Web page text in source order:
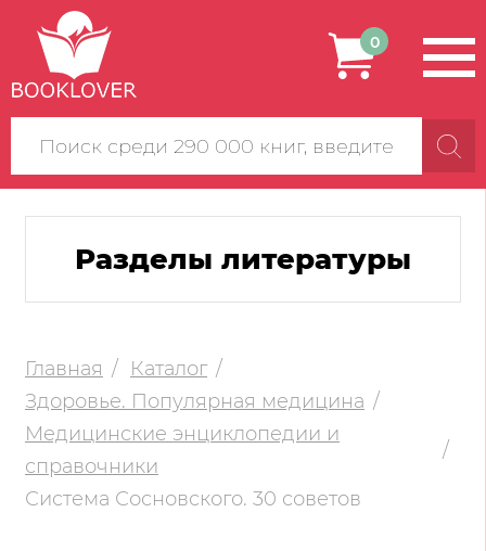
Поиск
по
сайту
0
Разделы литературы
Главная
Каталог
Здоровье. Популярная медицина
Медицинские энциклопедии и
справочники
Система Сосновского. 30 советов